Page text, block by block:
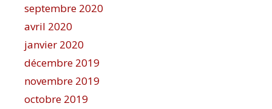
septembre 2020
avril 2020
janvier 2020
décembre 2019
novembre 2019
octobre 2019